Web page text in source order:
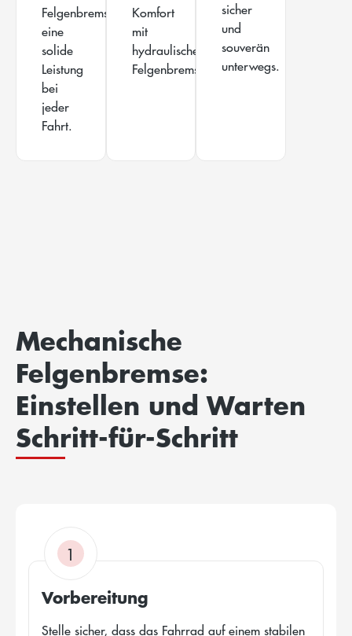
Felgenbremsen
eine
solide
Leistung
bei
jeder
Fahrt.
Komfort
mit
hydraulischen
Felgenbremsen.
sicher
und
souverän
unterwegs.
Mechanische
Felgenbremse:
Einstellen und Warten
Schritt-für-Schritt
1
Vorbereitung
Stelle sicher, dass das Fahrrad auf einem stabilen